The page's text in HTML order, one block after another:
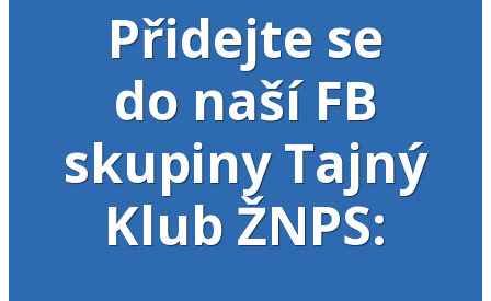
Přidejte se
do naší FB
skupiny Tajný
Klub ŽNPS: